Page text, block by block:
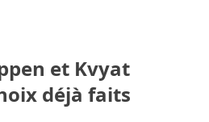
et Kvyat
déjà faits